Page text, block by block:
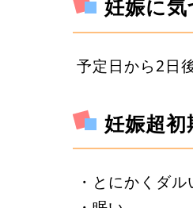
妊娠に
予定日から2日後
妊娠超初
・とにかくダル